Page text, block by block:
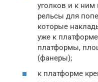
уголков и к ним
рельсы для
которые
уже к
платформы,
(фанеры);
к платформе